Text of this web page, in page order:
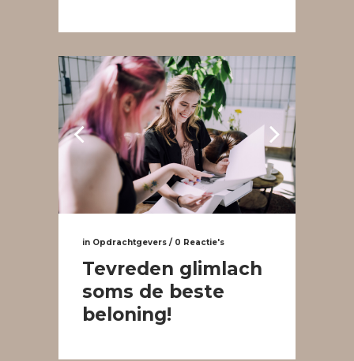
in Opdrachtgevers / 0 Reactie's
Tevreden glimlach
soms de beste
beloning!